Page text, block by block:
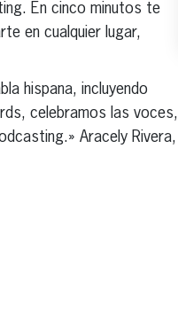
En cinco minutos te
en cualquier lugar,
hispana, incluyendo
celebramos las voces,
Aracely Rivera,